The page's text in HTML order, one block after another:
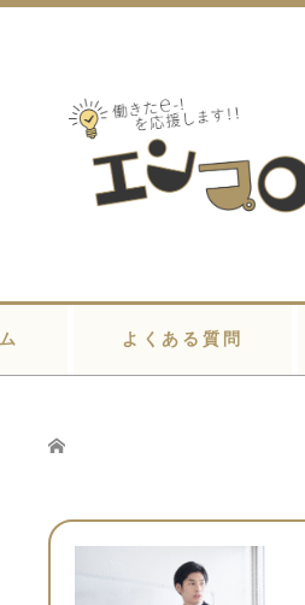
よくある質問
Home